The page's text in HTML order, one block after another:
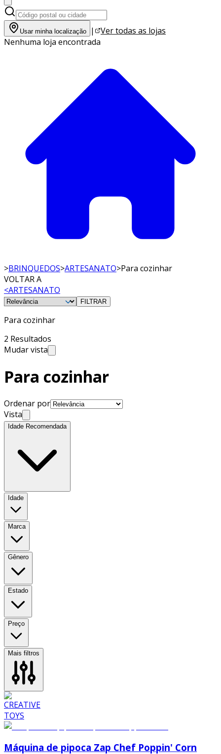
Usar minha localização |
Ver todas as lojas
Nenhuma loja encontrada
>BRINQUEDOS>ARTESANATO>Para cozinhar
VOLTAR A
<ARTESANATO
FILTRAR
Para cozinhar
2 Resultados
Mudar vista
Para cozinhar
Ordenar por
Vista
Idade Recomendada
Idade
Marca
Gênero
Estado
Preço
Mais filtros
Máquina de pipoca Zap Chef Poppin' Corn